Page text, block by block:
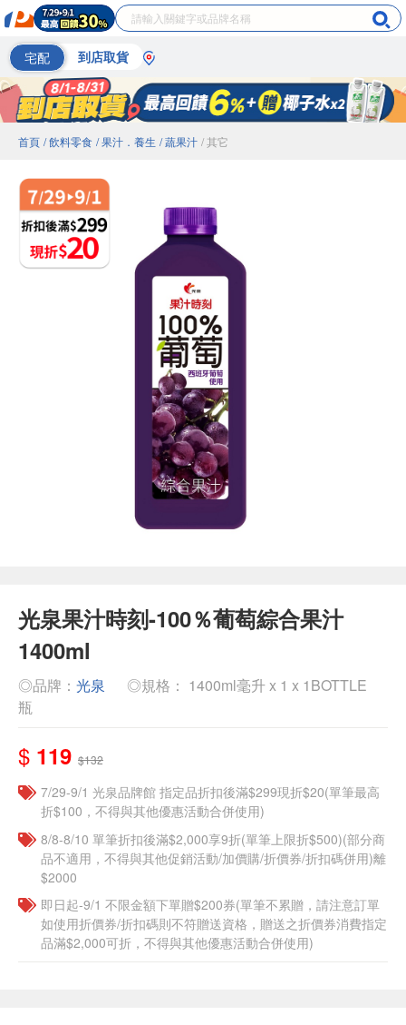
宅配 到店取貨
首頁 / 飲料零食 / 果汁．養生 / 蔬果汁 / 其它
光泉果汁時刻-100％葡萄綜合果汁
1400ml
◎品牌： 光泉
◎規格： 1400ml毫升 x 1 x 1BOTTLE
瓶
$ 119 $132
7/29-9/1 光泉品牌館 指定品折扣後滿$299現折$20(單筆最高
折$100，不得與其他優惠活動合併使用)
8/8-8/10 單筆折扣後滿$2,000享9折(單筆上限折$500)(部分商
品不適用，不得與其他促銷活動/加價購/折價券/折扣碼併用)離
$2000
即日起-9/1 不限金額下單贈$200券(單筆不累贈，請注意訂單
如使用折價券/折扣碼則不符贈送資格，贈送之折價券消費指定
品滿$2,000可折，不得與其他優惠活動合併使用)